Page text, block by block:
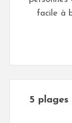
facile à
5 plages